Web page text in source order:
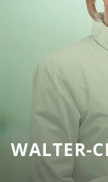
WALTER-